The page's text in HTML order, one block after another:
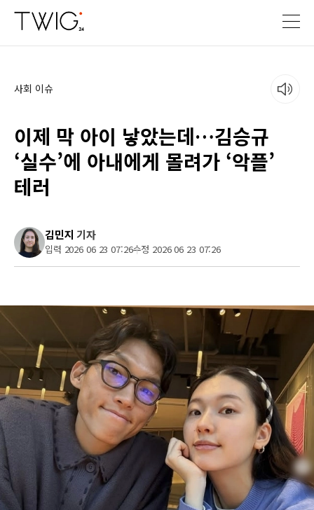
사회 이슈
이제 막 아이 낳았는데…김승규
‘실수’에 아내에게 몰려가 ‘악플’
테러
김민지 기자
입력 2026 06 23 07:26수정 2026 06 23 07:26